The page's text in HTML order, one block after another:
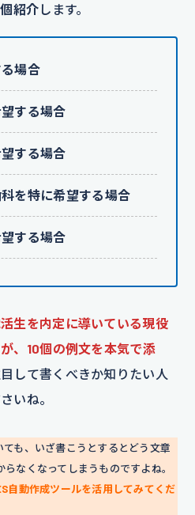
紹介 します。
場合
する場合
する場合
を特に希望する場合
する場合
生を内定に導いている現役
、10個の例文を本気で添
して書くべきか知りたい人
いね。
も、いざ書こうとするとどう文章
なくなってしまうものですよね。
自動作成ツールを活用してみてくだ